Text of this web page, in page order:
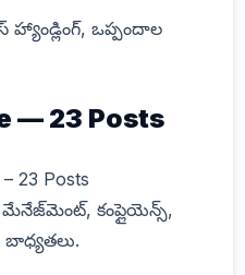
హ్యాండ్లింగ్, ఒప్పందాల
— 23 Posts
23 Posts
కంప్లైయెన్స్,
బాధ్యతలు.